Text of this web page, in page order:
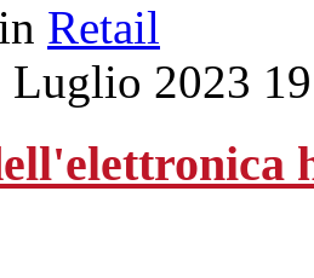
Retail
Luglio 2023